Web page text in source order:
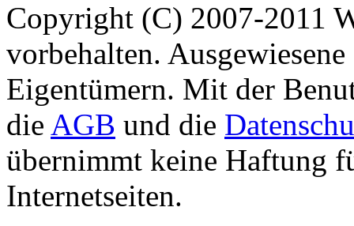
Copyright (C) 2007-2011
vorbehalten.
Eigentümern. Mit der
die AGB und die
übernimmt keine Haftung
Internetseiten.